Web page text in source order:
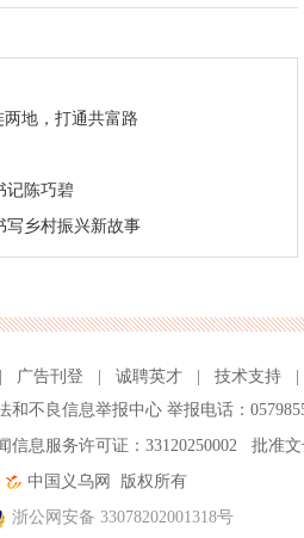
两地，打通共富路
记陈巧碧
乡村振兴新故事
广告刊登 诚聘英才 技术支持
和不良信息举报中心举报电话：
信息服务许可证：33120250002 批准
中国义乌网
版权所有
浙公网安备 33078202001318号